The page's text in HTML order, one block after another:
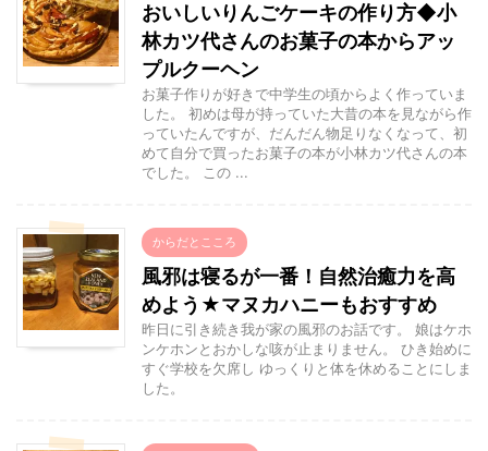
おいしいりんごケーキの作り方◆小
林カツ代さんのお菓子の本からアッ
プルクーヘン
お菓子作りが好きで中学生の頃からよく作っていま
した。 初めは母が持っていた大昔の本を見ながら作
っていたんですが、だんだん物足りなくなって、初
めて自分で買ったお菓子の本が小林カツ代さんの本
でした。 この ...
からだとこころ
風邪は寝るが一番！自然治癒力を高
めよう★マヌカハニーもおすすめ
昨日に引き続き我が家の風邪のお話です。 娘はケホ
ンケホンとおかしな咳が止まりません。 ひき始めに
すぐ学校を欠席し ゆっくりと体を休めることにしま
した。